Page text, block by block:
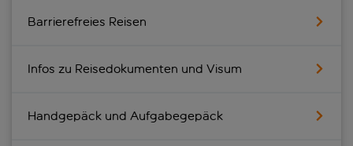
Barrierefreies Reisen
Infos zu Reisedokumenten und Visum
Handgepäck und Aufgabegepäck